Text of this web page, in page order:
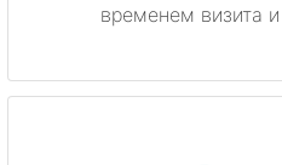
временем визита